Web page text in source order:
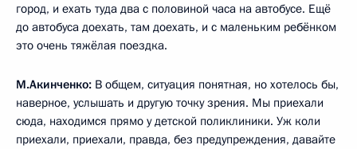
город, и ехать туда два с половиной часа на автобусе. Ещё
до автобуса доехать, там доехать, и с маленьким ребёнком
это очень тяжёлая поездка.
М.Акинченко: В общем, ситуация понятная, но хотелось бы,
наверное, услышать и другую точку зрения. Мы приехали
сюда, находимся прямо у детской поликлиники. Уж коли
приехали, приехали, правда, без предупреждения, давайте